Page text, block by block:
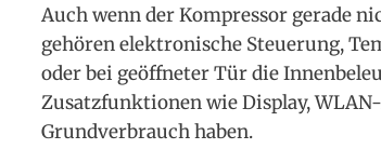
Auch wenn der Kompressor gerade
gehören elektronische Steuerung,
oder bei geöffneter Tür die
Zusatzfunktionen wie Display,
Grundverbrauch haben.